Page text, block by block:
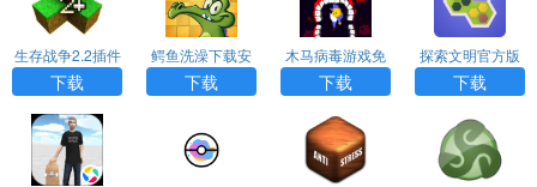
生存战争2.2插件
版下载
下载
鳄鱼洗澡下载安
装
下载
木马病毒游戏免
费下载
下载
探索文明官方版
下载
下载